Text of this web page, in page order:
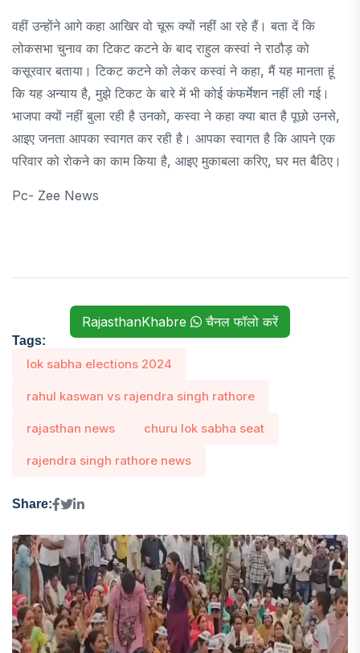
वहीं उन्होंने आगे कहा आखिर वो चूरू क्यों नहीं आ रहे हैं। बता दें कि
लोकसभा चुनाव का टिकट कटने के बाद राहुल कस्वां ने राठौड़ को
कसूरवार बताया। टिकट कटने को लेकर कस्वां ने कहा, मैं यह मानता हूं
कि यह अन्याय है, मुझे टिकट के बारे में भी कोई कंफर्मेशन नहीं ली गई।
भाजपा क्यों नहीं बुला रही है उनको, कस्वा ने कहा क्या बात है पूछो उनसे,
आइए जनता आपका स्वागत कर रही है। आपका स्वागत है कि आपने एक
परिवार को रोकने का काम किया है, आइए मुकाबला करिए, घर मत बैठिए।
Pc- Zee News
RajasthanKhabre चैनल फॉलो करें
Tags:
lok sabha elections 2024
rahul kaswan vs rajendra singh rathore
rajasthan news churu lok sabha seat
rajendra singh rathore news
Share: